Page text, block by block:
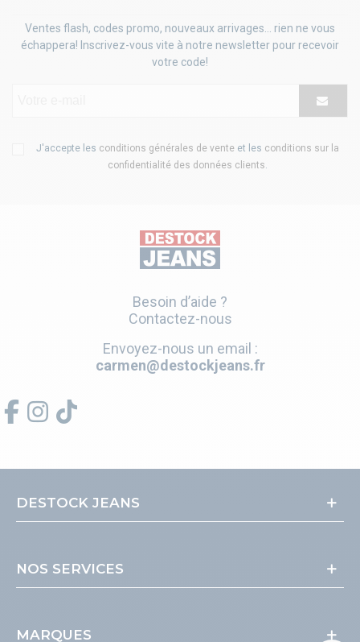
Ventes flash, codes promo, nouveaux arrivages... rien ne vous
échappera! Inscrivez-vous vite à notre newsletter pour recevoir
votre code!
J'accepte les conditions générales de vente et les conditions sur la
confidentialité des données clients
Besoin d’aide ?
Contactez-nous
Envoyez-nous un email :
carmen@destockjeans.fr
DESTOCK JEANS
NOS SERVICES
MARQUES